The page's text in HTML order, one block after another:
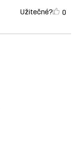
Užitečné? 0